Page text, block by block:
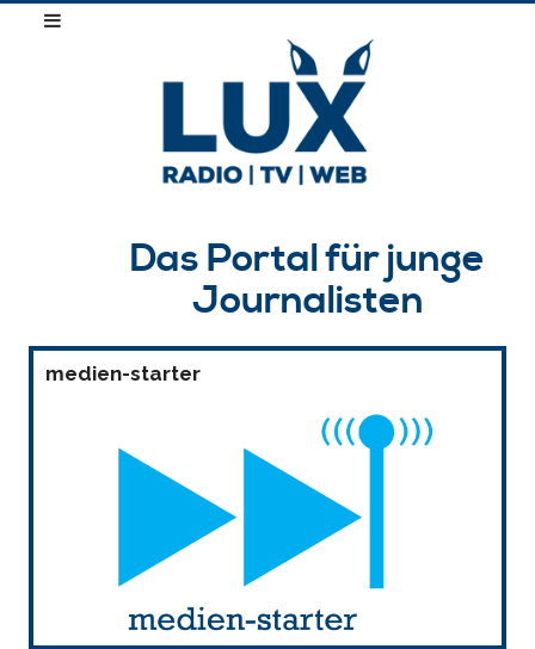
Das Portal für junge
Journalisten
medien-starter